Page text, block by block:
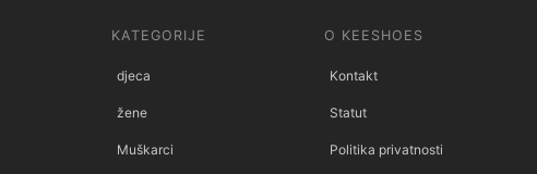
KATEGORIJE
djeca
žene
Muškarci
O KEESHOES
Kontakt
Statut
Politika privatnosti